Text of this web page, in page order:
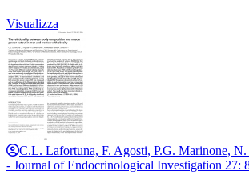
Visualizza
C.L. Lafortuna, F. Agosti, P.G. Marinone,
- Journal of Endocrinological Investigation 27: